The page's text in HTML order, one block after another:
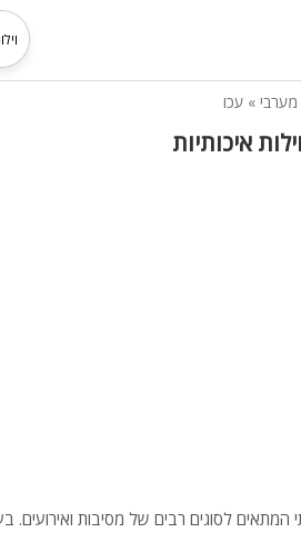
מערבי » עכו
איכותיות
המתאים לסוגים רבים של מסיבות